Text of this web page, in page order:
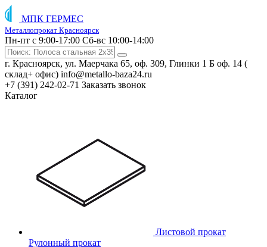
МПК ГЕРМЕС
Металлопрокат Красноярск
Пн-пт с 9:00-17:00 Сб-вс 10:00-14:00
г. Красноярск, ул. Маерчака 65, оф. 309, Глинки 1 Б оф. 14 (
склад+ офис) info@metallo-baza24.ru
+7 (391) 242-02-71 Заказать звонок
Каталог
Листовой прокат
Рулонный прокат